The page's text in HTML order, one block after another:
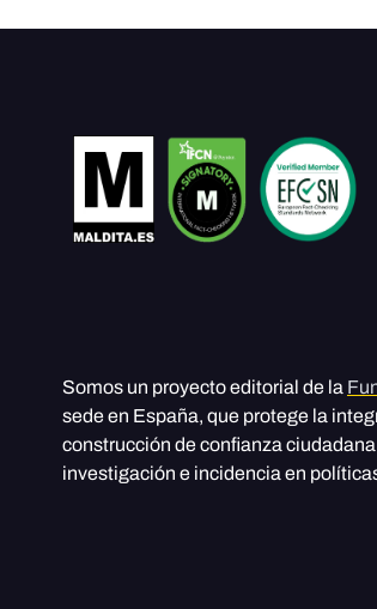
Somos un proyecto editorial de la
sede en España, que protege la
construcción de confianza
investigación e incidencia en